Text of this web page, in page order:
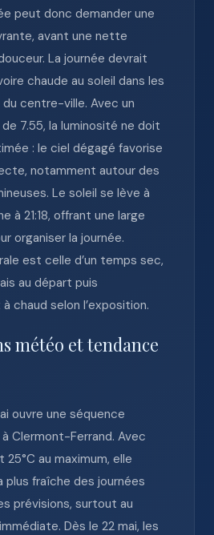
peut donc demander une
avant une nette
La journée devrait
chaude au soleil dans les
centre-ville. Avec un
7.55, la luminosité ne doit
: le ciel dégagé favorise
notamment autour des
Le soleil se lève à
à 21:18, offrant une large
organiser la journée.
est celle d’un temps sec,
au départ puis
chaud selon l’exposition.
météo et tendance
ouvre une séquence
Clermont-Ferrand. Avec
25°C au maximum, elle
plus fraîche des journées
prévisions, surtout au
Dès le 22 mai, les